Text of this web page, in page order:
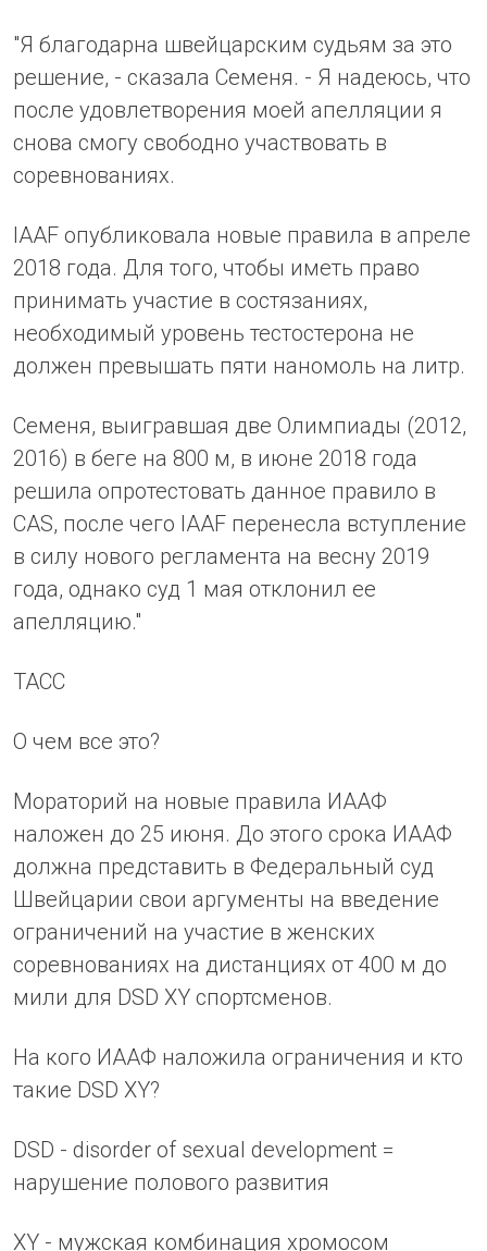
"Я благодарна швейцарским судьям за это
решение, - сказала Семеня. - Я надеюсь, что
после удовлетворения моей апелляции я
снова смогу свободно участвовать в
соревнованиях.
IAAF опубликовала новые правила в апреле
2018 года. Для того, чтобы иметь право
принимать участие в состязаниях,
необходимый уровень тестостерона не
должен превышать пяти наномоль на литр.
Семеня, выигравшая две Олимпиады (2012,
2016) в беге на 800 м, в июне 2018 года
решила опротестовать данное правило в
CAS, после чего IAAF перенесла вступление
в силу нового регламента на весну 2019
года, однако суд 1 мая отклонил ее
апелляцию."
ТАСС
О чем все это?
Мораторий на новые правила ИААФ
наложен до 25 июня. До этого срока ИААФ
должна представить в Федеральный суд
Швейцарии свои аргументы на введение
ограничений на участие в женских
соревнованиях на дистанциях от 400 м до
мили для DSD XY спортсменов.
На кого ИААФ наложила ограничения и кто
такие DSD XY?
DSD - disorder of sexual development =
нарушение полового развития
XY - мужская комбинация хромосом